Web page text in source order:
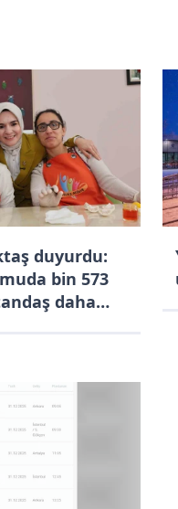
duyurdu:
bin 573
daha